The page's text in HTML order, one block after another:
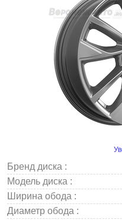
Бренд диска :
Модель диска :
Ширина обода :
Диаметр обода :